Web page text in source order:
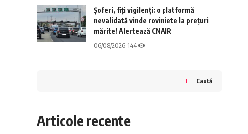
Șoferi, fiți vigilenți: o platformă
nevalidată vinde roviniete la prețuri
mărite! Alertează CNAIR
06/08/2026 144
Caută
Articole recente